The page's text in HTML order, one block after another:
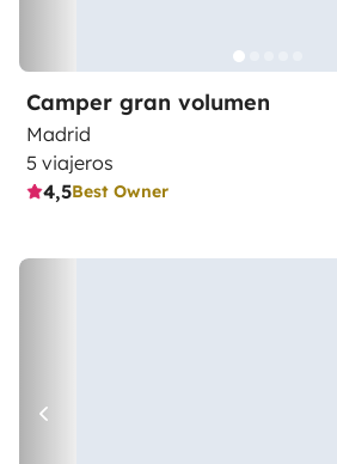
Camper gran volumen
Madrid
5 viajeros
4,5Best Owner